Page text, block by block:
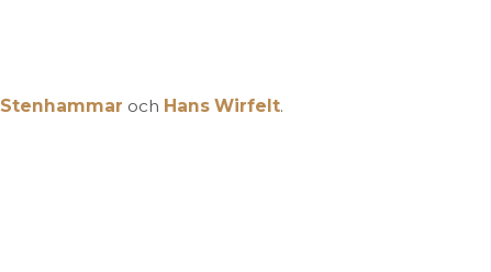
och Hans Wirfelt.